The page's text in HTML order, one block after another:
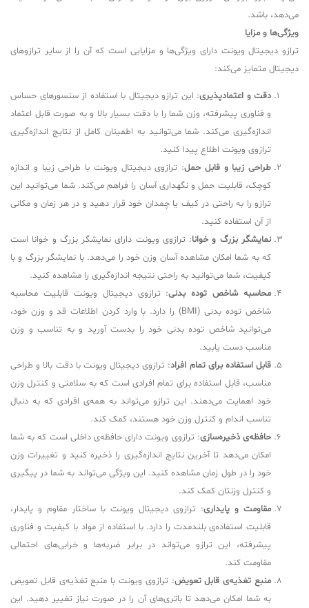
می‌دهد، باشد.
ویژگی‌ها و مزایا
ترازو دیجیتال ویونت دارای ویژگی‌ها و مزایایی است که آن را از سایر ترازوهای
دیجیتال متمایز می‌کند:
دقت و اعتماد‌پذیری: این ترازو دیجیتال با استفاده از سنسورهای حساس
و فناوری پیشرفته، وزن شما را با دقت بسیار بالا و به صورت قابل اعتماد
اندازه‌گیری می‌کند. شما می‌توانید به اطمینان کامل از نتایج اندازه‌گیری
ترازوی ویونت اطلاع پیدا کنید.
طراحی زیبا و قابل حمل: ترازوی دیجیتال ویونت با طراحی زیبا و اندازه
کوچک، قابلیت حمل و نگهداری آسان را فراهم می‌کند. شما می‌توانید این
ترازو را به راحتی در کیف یا چمدان خود قرار دهید و در هر زمان و مکانی
از آن استفاده کنید.
نمایشگر بزرگ و خوانا: ترازوی ویونت دارای نمایشگر بزرگ و خوانا است
که به شما امکان مشاهده آسان وزن خود را می‌دهد. با نمایشگر بزرگ و با
کیفیت، شما می‌توانید به راحتی نتیجه اندازه‌گیری را مشاهده کنید.
محاسبه شاخص توده بدنی: ترازوی دیجیتال ویونت قابلیت محاسبه
شاخص توده بدنی (BMI) را دارد. با وارد کردن اطلاعات قد و وزن خود،
می‌توانید شاخص توده بدنی خود را بدست آورید و به تناسب و وزن
مناسب دست یابید.
قابل استفاده برای تمام افراد: ترازوی دیجیتال ویونت با دقت بالا و طراحی
مناسب، قابل استفاده برای تمام افرادی است که به سلامتی و کنترل وزن
خود اهمایت می‌دهند. این ترازو می‌تواند به همه‌ی افرادی که به دنبال
تناسب اندام و کنترل وزن خود هستند، کمک کند.
حافظه‌ی ذخیره‌سازی: ترازوی ویونت دارای حافظه‌ی داخلی است که به شما
امکان می‌دهد تا آخرین نتایج اندازه‌گیری را ذخیره کنید و تغییرات وزن
خود را در طول زمان مشاهده کنید. این ویژگی می‌تواند به شما در پیگیری
و کنترل وزنتان کمک کند.
مقاومت و پایداری: ترازوی دیجیتال ویونت با ساختار مقاوم و پایدار،
قابلیت استفاده‌ی بلندمدت را دارد. با استفاده از مواد با کیفیت و فناوری
پیشرفته، این ترازو می‌تواند در برابر ضربه‌ها و خرابی‌های احتمالی
مقاومت کند.
منبع تغذیه‌ی قابل تعویض: ترازوی ویونت با منبع تغذیه‌ی قابل تعویض
به شما امکان می‌دهد تا باتری‌های آن را در صورت نیاز تغییر دهید. این